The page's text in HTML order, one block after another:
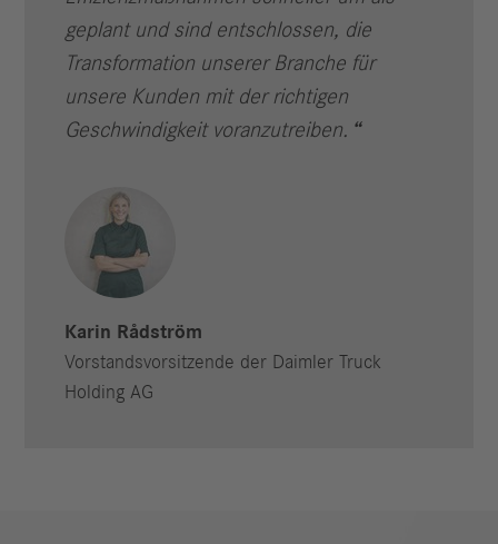
geplant und sind entschlossen, die
Transformation unserer Branche für
unsere Kunden mit der richtigen
Geschwindigkeit voranzutreiben.
Karin Rådström
Vorstandsvorsitzende der Daimler Truck
Holding AG